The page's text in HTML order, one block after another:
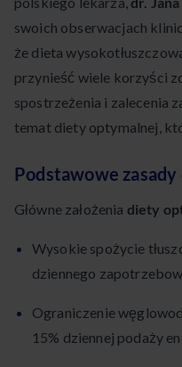
swoich obserwacjach
że dieta
przynieść wiele korzyści
spostrzeżenia i zalecenia
temat diety optymalnej,
Podstawowe
Główne założenia diety
Wysokie spożycie
dziennego
Ograniczenie
15% dziennej podaży